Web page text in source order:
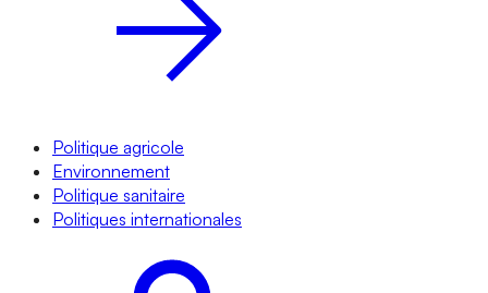
Politique agricole
Environnement
Politique sanitaire
Politiques internationales